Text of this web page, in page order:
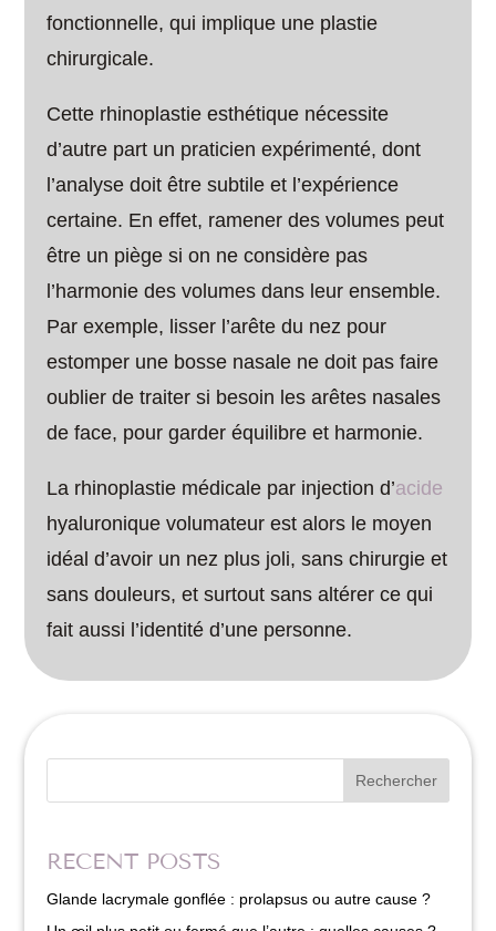
fonctionnelle, qui implique une plastie
chirurgicale.
Cette rhinoplastie esthétique nécessite
d’autre part un praticien expérimenté, dont
l’analyse doit être subtile et l’expérience
certaine. En effet, ramener des volumes peut
être un piège si on ne considère pas
l’harmonie des volumes dans leur ensemble.
Par exemple, lisser l’arête du nez pour
estomper une bosse nasale ne doit pas faire
oublier de traiter si besoin les arêtes nasales
de face, pour garder équilibre et harmonie.
La rhinoplastie médicale par injection d’acide
hyaluronique volumateur est alors le moyen
idéal d’avoir un nez plus joli, sans chirurgie et
sans douleurs, et surtout sans altérer ce qui
fait aussi l’identité d’une personne.
Rechercher
RECENT POSTS
Glande lacrymale gonflée : prolapsus ou autre cause ?